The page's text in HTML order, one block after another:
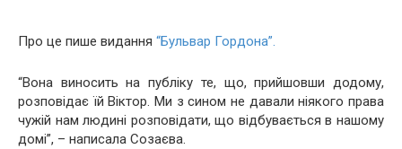
Про це пише видання “Бульвар Гордона”.
“Вона виносить на публіку те, що, прийшовши додому,
розповідає їй Віктор. Ми з сином не давали ніякого права
чужій нам людині розповідати, що відбувається в нашому
домі”, – написала Созаєва.